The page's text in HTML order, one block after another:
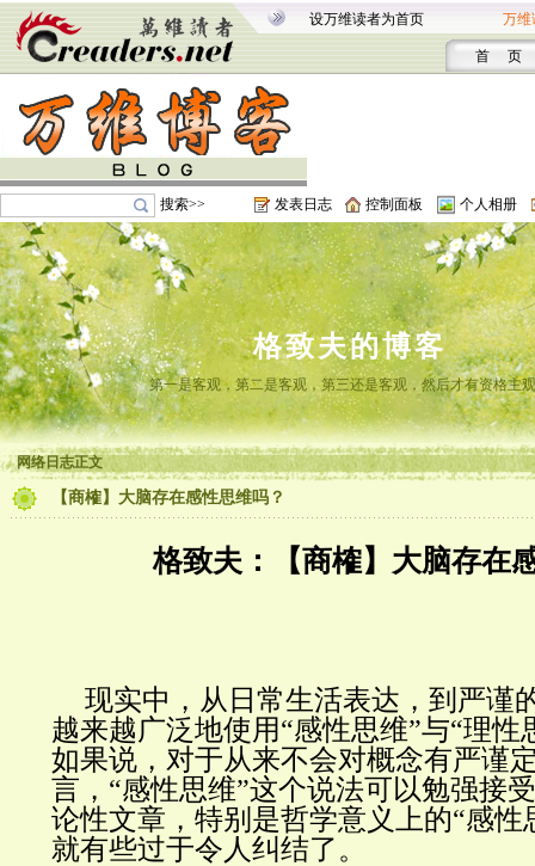
设万维读者为首页 万维
首 页
搜索>> 发表日志 控制面板 个人相册
格致夫的博客
第一是客观，第二是客观，第三还是客观，然后才有资格主
网络日志正文
【商榷】大脑存在感性思维吗？
格致夫 ： 【商榷】大脑存在
现实中，从日常生活表达，到严谨
越来越广泛地使用“感性思维”与“理性
如果说，对于从来不会对概念有严谨
言，“感性思维”这个说法可以勉强接
论性文章，特别是哲学意义上的“感性
就有些过于令人纠结了。